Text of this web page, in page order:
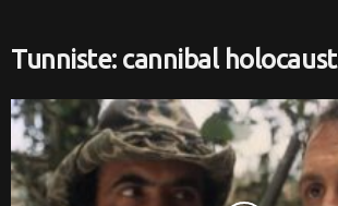
Tunniste: cannibal holocaust